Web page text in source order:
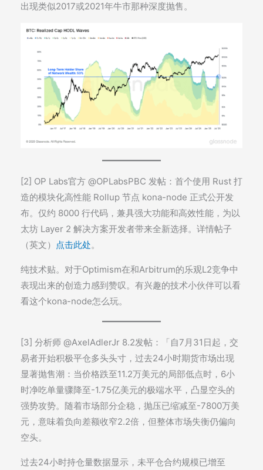
出现类似2017或2021年牛市那种深度抛售。
[2] OP Labs官方 @OPLabsPBC 发帖：首个使用 Rust 打
造的模块化高性能 Rollup 节点 kona-node 正式公开发
布。仅约 8000 行代码，兼具强大功能和高效性能，为以
太坊 Layer 2 解决方案开发者带来全新选择。详情帖子
（英文） 点击此处。
纯技术贴。对于Optimism在和Arbitrum的乐观L2竞争中
表现出来的创造力感到赞叹。有兴趣的技术小伙伴可以看
看这个kona-node怎么玩。
[3] 分析师 @AxelAdlerJr 8.2发帖：「自7月31日起，交
易者开始积极平仓多头头寸，过去24小时期货市场出现
显著抛售潮：当价格跌至11.2万美元的局部低点时，6小
时净吃单量骤降至-1.75亿美元的极端水平，凸显空头的
强势攻势。随着市场部分企稳，抛压已缩减至-7800万美
元，意味着负向差额收窄2.2倍，但整体市场失衡仍偏向
空头。
过去24小时持仓量数据显示，未平仓合约规模已增至